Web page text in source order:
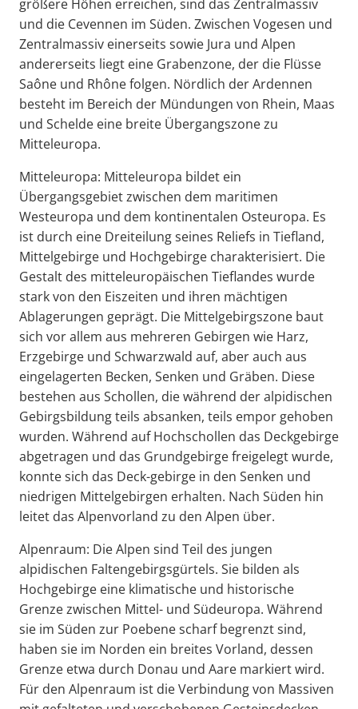
größere Höhen erreichen, sind das Zentralmassiv
und die Cevennen im Süden. Zwischen Vogesen und
Zentralmassiv einerseits sowie Jura und Alpen
andererseits liegt eine Grabenzone, der die Flüsse
Saône und Rhône folgen. Nördlich der Ardennen
besteht im Bereich der Mündungen von Rhein, Maas
und Schelde eine breite Übergangszone zu
Mitteleuropa.
Mitteleuropa: Mitteleuropa bildet ein
Übergangsgebiet zwischen dem maritimen
Westeuropa und dem kontinentalen Osteuropa. Es
ist durch eine Dreiteilung seines Reliefs in Tiefland,
Mittelgebirge und Hochgebirge charakterisiert. Die
Gestalt des mitteleuropäischen Tieflandes wurde
stark von den Eiszeiten und ihren mächtigen
Ablagerungen geprägt. Die Mittelgebirgszone baut
sich vor allem aus mehreren Gebirgen wie Harz,
Erzgebirge und Schwarzwald auf, aber auch aus
eingelagerten Becken, Senken und Gräben. Diese
bestehen aus Schollen, die während der alpidischen
Gebirgsbildung teils absanken, teils empor gehoben
wurden. Während auf Hochschollen das Deckgebirge
abgetragen und das Grundgebirge freigelegt wurde,
konnte sich das Deck-gebirge in den Senken und
niedrigen Mittelgebirgen erhalten. Nach Süden hin
leitet das Alpenvorland zu den Alpen über.
Alpenraum: Die Alpen sind Teil des jungen
alpidischen Faltengebirgsgürtels. Sie bilden als
Hochgebirge eine klimatische und historische
Grenze zwischen Mittel- und Südeuropa. Während
sie im Süden zur Poebene scharf begrenzt sind,
haben sie im Norden ein breites Vorland, dessen
Grenze etwa durch Donau und Aare markiert wird.
Für den Alpenraum ist die Verbindung von Massiven